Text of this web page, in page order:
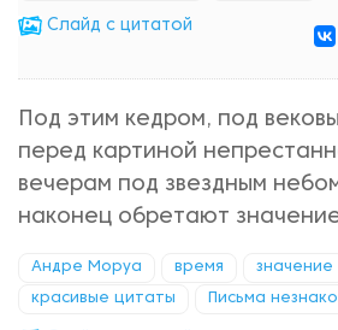
Cлайд с цитатой
Под этим кедром, под
перед картиной
вечерам под звездным
наконец обретают
Андре Моруа время значение
красивые цитаты Письма